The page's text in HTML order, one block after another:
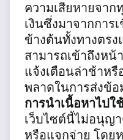
ความเสียหายจาก
เงินซึ่งมาจากการ
ข้างต้นทั้งทางตรง
สามารถเข้าถึงหน้
แจ้งเตือนล่าช้าหรื
พลาดในการส่งข้อ
การนำเนื้อหาไปใ
เว็บไซต์นี้ไม่อนุญ
หรือแจกจ่าย โดย